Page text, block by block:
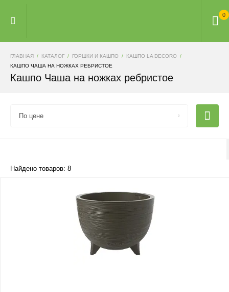
0
ГЛАВНАЯ КАТАЛОГ ГОРШКИ И КАШПО
КАШПО LA DECORO
КАШПО ЧАША НА НОЖКАХ РЕБРИСТОЕ
Кашпо Чаша на ножках ребристое
По цене
Найдено товаров: 8